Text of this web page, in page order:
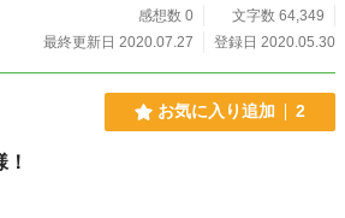
感想数 0
文字数 64,349
最終更新日 2020.07.27
登録日 2020.05.30
お気に入り追加 2